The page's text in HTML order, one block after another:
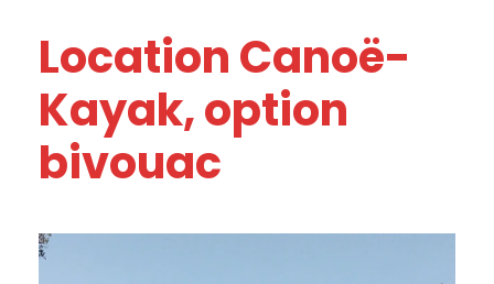
Location Canoë-
Kayak, option
bivouac